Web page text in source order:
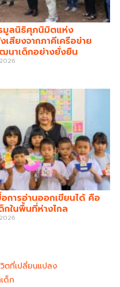
มูลนิธิศุภนิมิตแห่ง
สียงจากภาคีเครือข่าย
นาเด็กอย่างยั่งยืน
การอ่านออกเขียนได้ คือ
ในพื้นที่ห่างไกล
ตที่เปลี่ยนแปลง
ด็ก